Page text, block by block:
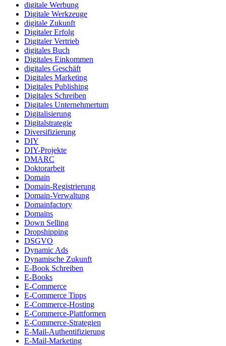
digitale Werbung
Digitale Werkzeuge
digitale Zukunft
Digitaler Erfolg
Digitaler Vertrieb
digitales Buch
Digitales Einkommen
digitales Geschäft
Digitales Marketing
Digitales Publishing
Digitales Schreiben
Digitales Unternehmertum
Digitalisierung
Digitalstrategie
Diversifizierung
DIY
DIY-Projekte
DMARC
Doktorarbeit
Domain
Domain-Registrierung
Domain-Verwaltung
Domainfactory
Domains
Down Selling
Dropshipping
DSGVO
Dynamic Ads
Dynamische Zukunft
E-Book Schreiben
E-Books
E-Commerce
E-Commerce Tipps
E-Commerce-Hosting
E-Commerce-Plattformen
E-Commerce-Strategien
E-Mail-Authentifizierung
E-Mail-Marketing